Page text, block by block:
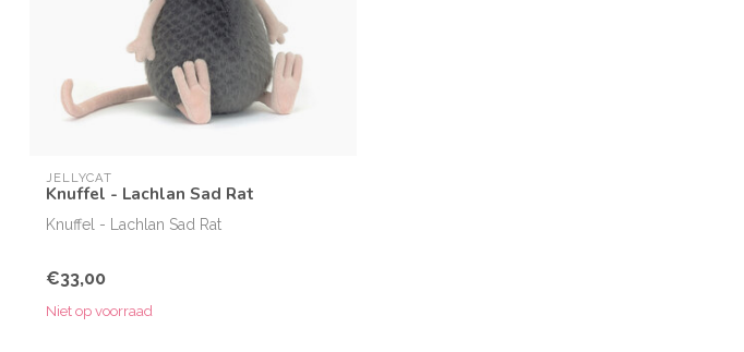
JELLYCAT
Knuffel - Lachlan Sad Rat
Knuffel - Lachlan Sad Rat
€33,00
Niet op voorraad